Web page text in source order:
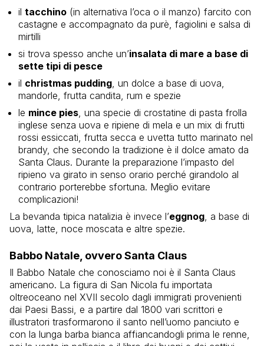
il tacchino (in alternativa l’oca o il manzo) farcito con
castagne e accompagnato da purè, fagiolini e salsa di
mirtilli
si trova spesso anche un’insalata di mare a base di
sette tipi di pesce
il christmas pudding , un dolce a base di uova,
mandorle, frutta candita, rum e spezie
le mince pies , una specie di crostatine di pasta frolla
inglese senza uova e ripiene di mela e un mix di frutti
rossi essiccati, frutta secca e uvetta tutto marinato nel
brandy, che secondo la tradizione è il dolce amato da
Santa Claus. Durante la preparazione l’impasto del
ripieno va girato in senso orario perché girandolo al
contrario porterebbe sfortuna. Meglio evitare
complicazioni!
La bevanda tipica natalizia è invece l’eggnog , a base di
uova, latte, noce moscata e altre spezie.
Babbo Natale, ovvero Santa Claus
Il Babbo Natale che conosciamo noi è il Santa Claus
americano. La figura di San Nicola fu importata
oltreoceano nel XVII secolo dagli immigrati provenienti
dai Paesi Bassi, e a partire dal 1800 vari scrittori e
illustratori trasformarono il santo nell’uomo panciuto e
con la lunga barba bianca affiancandogli prima le renne,